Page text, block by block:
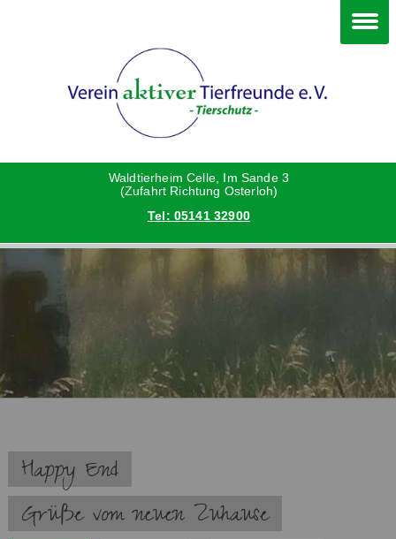
Waldtierheim Celle, Im Sande 3
(Zufahrt Richtung Osterloh)
Tel: 05141 32900
Navigation
überspringen
Happy End
Grüße vom neuen Zuhause
Katzen
Vermittlungshilfe privat
Danke an die Helfer
Vorstand
Satzung